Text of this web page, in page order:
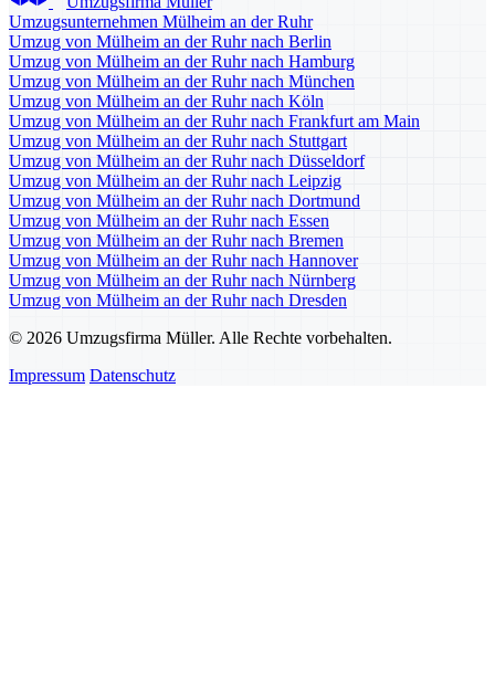
Umzugsunternehmen Mülheim an der Ruhr
Umzug von Mülheim an der Ruhr nach Berlin
Umzug von Mülheim an der Ruhr nach Hamburg
Umzug von Mülheim an der Ruhr nach München
Umzug von Mülheim an der Ruhr nach Köln
Umzug von Mülheim an der Ruhr nach Frankfurt am Main
Umzug von Mülheim an der Ruhr nach Stuttgart
Umzug von Mülheim an der Ruhr nach Düsseldorf
Umzug von Mülheim an der Ruhr nach Leipzig
Umzug von Mülheim an der Ruhr nach Dortmund
Umzug von Mülheim an der Ruhr nach Essen
Umzug von Mülheim an der Ruhr nach Bremen
Umzug von Mülheim an der Ruhr nach Hannover
Umzug von Mülheim an der Ruhr nach Nürnberg
Umzug von Mülheim an der Ruhr nach Dresden
© 2026 Umzugsfirma Müller. Alle Rechte vorbehalten.
Impressum Datenschutz